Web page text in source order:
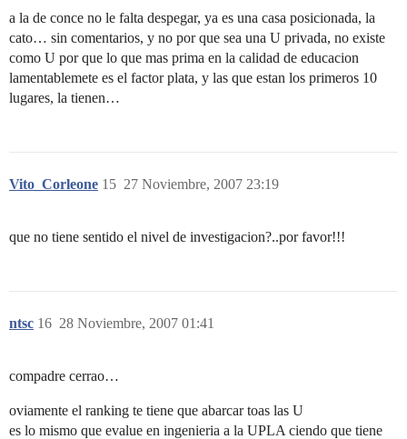
a la de conce no le falta despegar, ya es una casa posicionada, la
cato… sin comentarios, y no por que sea una U privada, no existe
como U por que lo que mas prima en la calidad de educacion
lamentablemete es el factor plata, y las que estan los primeros 10
lugares, la tienen…
Vito_Corleone 27 Noviembre, 2007 23:19
15
que no tiene sentido el nivel de investigacion?..por favor!!!
ntsc 28 Noviembre, 2007 01:41
16
compadre cerrao…
oviamente el ranking te tiene que abarcar toas las U
es lo mismo que evalue en ingenieria a la UPLA ciendo que tiene